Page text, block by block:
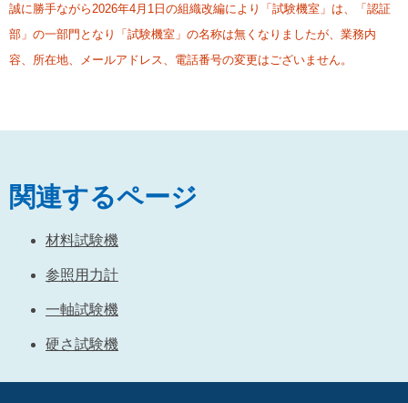
誠に勝手ながら2026年4月1日の組織改編により「試験機室」は、「認証
部」の一部門となり「試験機室」の名称は無くなりましたが、業務内
容、所在地、メールアドレス、電話番号の変更はございません。
関連するページ
材料試験機
参照用力計
一軸試験機
硬さ試験機